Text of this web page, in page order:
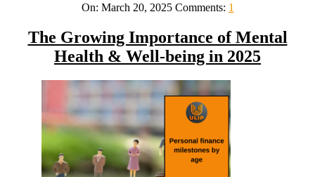
On: March 20, 2025 Comments: 1
The Growing Importance of Mental
Health & Well-being in 2025